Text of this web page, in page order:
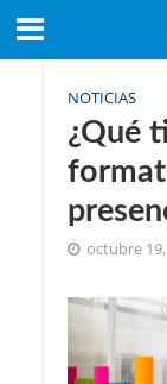
NOTICIAS
¿Qué
octubre